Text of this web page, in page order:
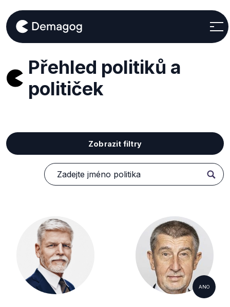
Přehled politiků a
političek
Zobrazit filtry
ANO